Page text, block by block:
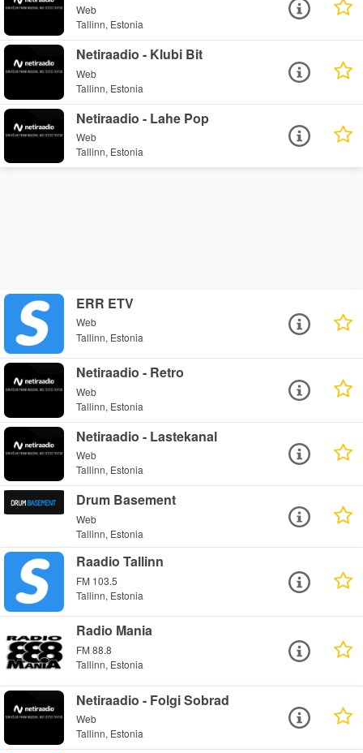
Web
Tallinn, Estonia
Netiraadio - Klubi Bit
Web
Tallinn, Estonia
Netiraadio - Lahe Pop
Web
Tallinn, Estonia
ERR ETV
Web
Tallinn, Estonia
Netiraadio - Retro
Web
Tallinn, Estonia
Netiraadio - Lastekanal
Web
Tallinn, Estonia
Drum Basement
Web
Tallinn, Estonia
Raadio Tallinn
FM 103.5
Tallinn, Estonia
Radio Mania
FM 88.8
Tallinn, Estonia
Netiraadio - Folgi Sobrad
Web
Tallinn, Estonia